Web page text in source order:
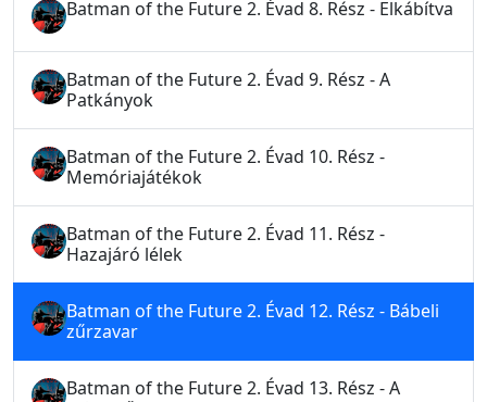
Batman of the Future 2. Évad 8. Rész - Elkábítva
Batman of the Future 2. Évad 9. Rész - A
Patkányok
Batman of the Future 2. Évad 10. Rész -
Memóriajátékok
Batman of the Future 2. Évad 11. Rész -
Hazajáró lélek
Batman of the Future 2. Évad 12. Rész - Bábeli
zűrzavar
Batman of the Future 2. Évad 13. Rész - A